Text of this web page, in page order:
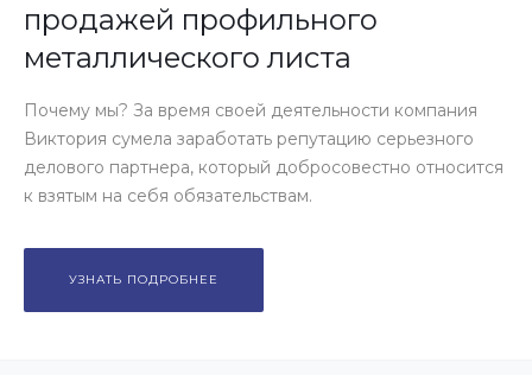
продажей профильного
металлического листа
Почему мы? За время своей деятельности компания
Виктория сумела заработать репутацию серьезного
делового партнера, который добросовестно относится
к взятым на себя обязательствам.
УЗНАТЬ ПОДРОБНЕЕ